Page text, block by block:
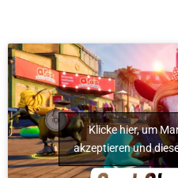
Klicke hier, um
akzeptieren und